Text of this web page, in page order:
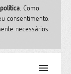
polí­tica. Como
consentimento.
necessários